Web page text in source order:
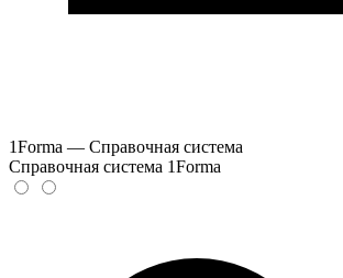
1Forma — Справочная система
Справочная система 1Forma